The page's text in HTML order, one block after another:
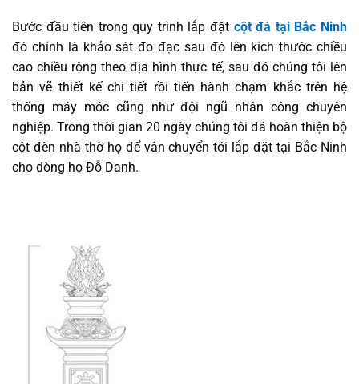
Bước đầu tiên trong quy trình lắp đặt cột đá tại Bắc Ninh
đó chính là khảo sát đo đạc sau đó lên kích thước chiều
cao chiều rộng theo địa hình thực tế, sau đó chúng tôi lên
bản vẽ thiết kế chi tiết rồi tiến hành chạm khắc trên hệ
thống máy móc cũng như đội ngũ nhân công chuyên
nghiệp. Trong thời gian 20 ngày chúng tôi đá hoàn thiện bộ
cột đèn nhà thờ họ để vân chuyển tới lắp đặt tại Bắc Ninh
cho dòng họ Đỗ Danh.